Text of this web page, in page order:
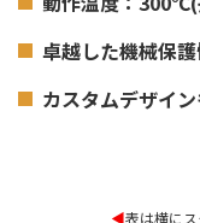
卓越した機械保
カスタムデザイ
◀︎表は横に